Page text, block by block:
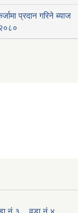
प्रदान गरिने ब्याज